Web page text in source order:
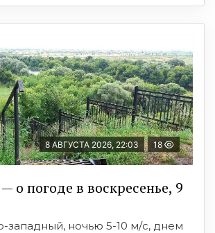
8 АВГУСТА 2026, 22:03 18
о погоде в воскресенье, 9
западный, ночью 5-10 м/с, днем